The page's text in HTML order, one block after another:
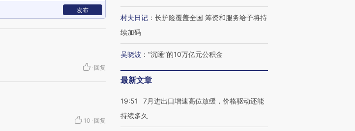
发布
· 回复
10 · 回复
村夫日记 ： 长护险覆盖全国 筹资和服务给予将持
续加码
吴晓波 ： “沉睡”的10万亿元公积金
最新文章
19:51
7月进出口增速高位放缓，价格驱动还能
持续多久